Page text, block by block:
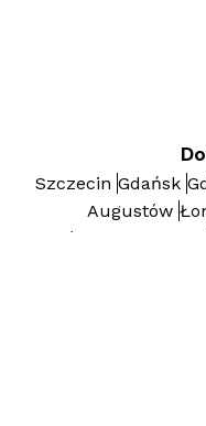
Szczecin Gdańsk
Augustów
Gorzów Wielkopolski